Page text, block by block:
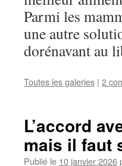
Parmi les
une autre
dorénavant au
Toutes les galeries | 2
L’accord
mais il faut
Publié le 10 janvier 2026